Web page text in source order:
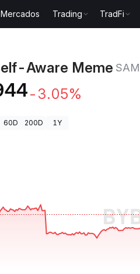
Mercados Trading TradFi
Aware Meme SAM
-3.05%
60D 200D 1Y